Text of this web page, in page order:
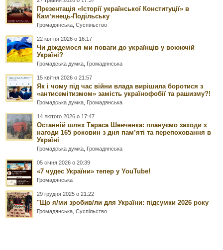
Презентація «Історії української Конституції» в
Камʼянець-Подільську
Громадянська ,Суспільство
22 квітня 2026 о 16:17
Чи діждемося ми поваги до українців у воюючій
Україні?
Громадська думка Громадянська
15 квітня 2026 о 21:57
Як і чому під час війни влада вирішила боротися з
«антисемітизмом» замість українофобії та рашизму?!
Громадська думка Громадянська
14 лютого 2026 о 17:47
Останній шлях Тараса Шевченка: плануємо заходи з
нагоди 165 роковин з дня памʼяті та перепоховання в
Україні
Громадська думка Громадянська
05 січня 2026 о 20:39
«7 чудес України» тепер у YouTube!
Громадянська
29 грудня 2025 о 21:22
"Що я/ми зробив/ли для України: підсумки 2026 року
Громадянська ,Суспільство